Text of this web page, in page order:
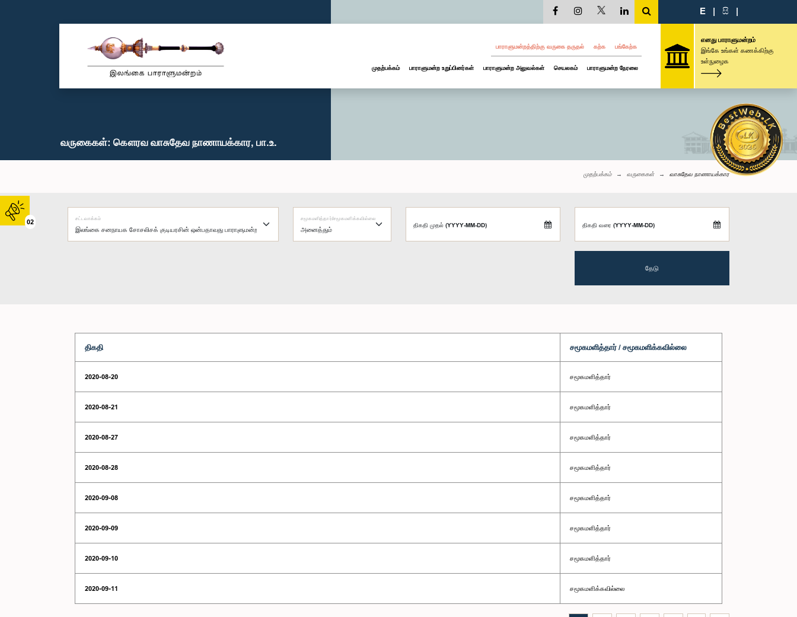
02
E | සි |
பாராளுமன்றத்திற்கு வருகை தருதல் கற்க பங்கேற்க
முதற்பக்கம் பாராளுமன்ற உறுப்பினர்கள் பாராளுமன்ற அலுவல்கள் செயலகம் பாராளுமன்ற நேரலை
எனது பாராளுமன்றம்
இங்கே உங்கள் கணக்கிற்கு
உள்நுழைக
வருகைகள்: கௌரவ வாசுதேவ நாணாயக்கார, பா.உ.
முதற்பக்கம் வருகைகள் வாசுதேவ நாணாயக்கார
சட்டவாக்கம் சமூகமளித்தார்/சமூகமளிக்கவில்லை
திகதி முதல் (YYYY-MM-DD) திகதி வரை (YYYY-MM-DD)
தேடு
திகதி சமூகமளித்தார் / சமூகமளிக்கவில்லை
2020-08-20 சமூகமளித்தார்
2020-08-21 சமூகமளித்தார்
2020-08-27 சமூகமளித்தார்
2020-08-28 சமூகமளித்தார்
2020-09-08 சமூகமளித்தார்
2020-09-09 சமூகமளித்தார்
2020-09-10 சமூகமளித்தார்
2020-09-11 சமூகமளிக்கவில்லை